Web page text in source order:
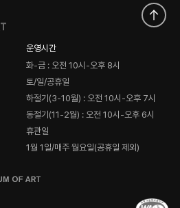
운영시간
화-금 : 오전 10시-오후 8시
토/일/공휴일
하절기(3-10월) : 오전 10시-오후 7시
동절기(11-2월) : 오전 10시-오후 6시
휴관일
1월 1일/매주 월요일(공휴일 제외)